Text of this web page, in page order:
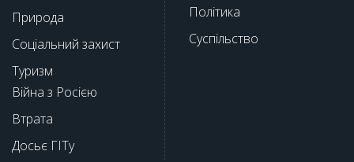
Природа
Соціальний захист
Туризм
Війна з Росією
Втрата
Досьє ГІТу
Політика
Суспільство